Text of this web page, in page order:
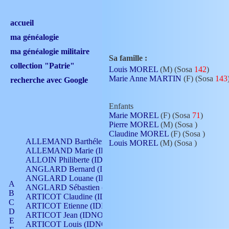
accueil
ma généalogie
ma généalogie militaire
collection "Patrie"
recherche avec Google
A
B
C
D
E
ALLEMAND Barthélemy (IDNO 330)
ALLEMAND Marie (IDNO 165)
ALLOIN Philiberte (IDNO 449)
ANGLARD Bernard (IDNO 4)
ANGLARD Louane (IDNO 4)
ANGLARD Sébastien (IDNO 4)
ARTICOT Claudine (IDNO 105)
ARTICOT Etienne (IDNO 420)
ARTICOT Jean (IDNO 210)
ARTICOT Louis (IDNO 420)
Sa famille :
Louis MOREL (M) (Sosa 142)
Marie Anne MARTIN (F) (Sosa 143
Enfants
Marie MOREL (F) (Sosa 71)
Pierre MOREL (M) (Sosa )
Claudine MOREL (F) (Sosa )
Louis MOREL (M) (Sosa )